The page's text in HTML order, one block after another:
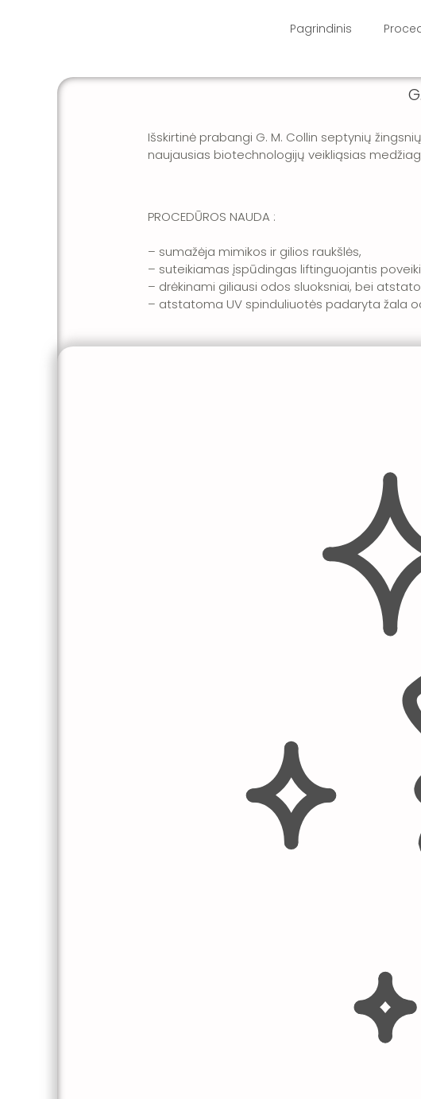
Pagrindinis
Išskirtinė prabangi G. M. Collin septynių
naujausias biotechnologijų veikliąsias
PROCEDŪROS NAUDA :
– sumažėja mimikos ir gilios raukšlės,
– suteikiamas įspūdingas liftinguojantis
– drėkinami giliausi odos sluoksniai, bei
– atstatoma UV spinduliuotės padaryta žala